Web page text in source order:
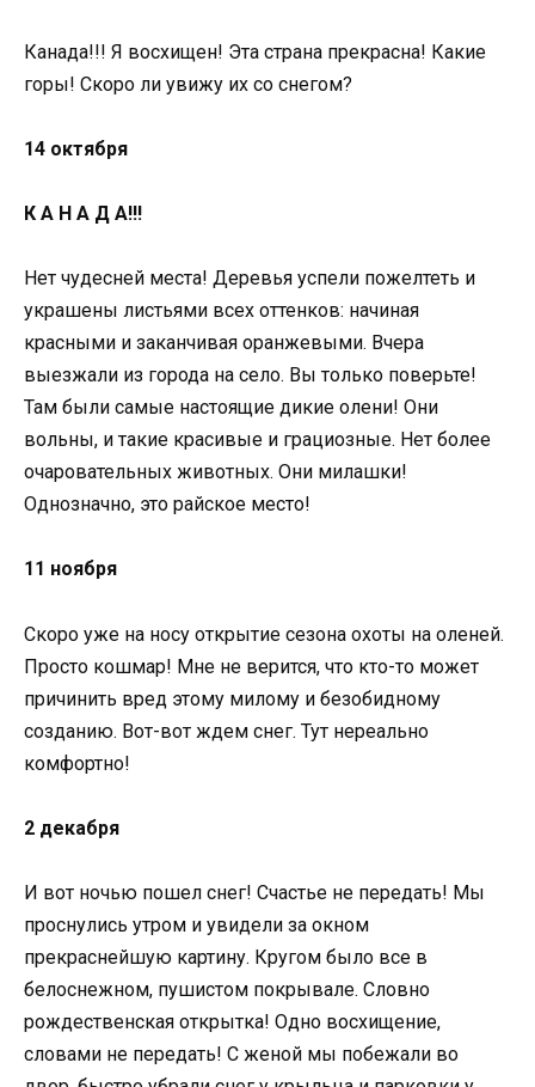
Канада!!! Я восхищен! Эта страна прекрасна! Какие
горы! Скоро ли увижу их со снегом?
14 октября
К А Н А Д А!!!
Нет чудесней места! Деревья успели пожелтеть и
украшены листьями всех оттенков: начиная
красными и заканчивая оранжевыми. Вчера
выезжали из города на село. Вы только поверьте!
Там были самые настоящие дикие олени! Они
вольны, и такие красивые и грациозные. Нет более
очаровательных животных. Они милашки!
Однозначно, это райское место!
11 ноября
Скоро уже на носу открытие сезона охоты на оленей.
Просто кошмар! Мне не верится, что кто-то может
причинить вред этому милому и безобидному
созданию. Вот-вот ждем снег. Тут нереально
комфортно!
2 декабря
И вот ночью пошел снег! Счастье не передать! Мы
проснулись утром и увидели за окном
прекраснейшую картину. Кругом было все в
белоснежном, пушистом покрывале. Словно
рождественская открытка! Одно восхищение,
словами не передать! С женой мы побежали во